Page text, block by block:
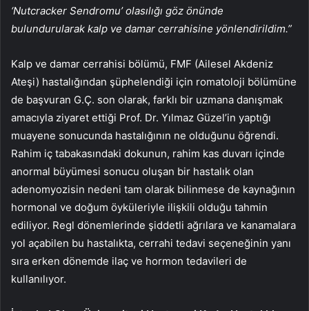
‘Nutcracker Sendromu’ olasılığı göz önünde
bulundurularak kalp ve damar cerrahisine yönlendirildim.”
Kalp ve damar cerrahisi bölümü, FMF (Ailesel Akdeniz
Ateşi) hastalığından şüphelendiği için romatoloji bölümüne
de başvuran G.Ç. son olarak, farklı bir uzmana danışmak
amacıyla ziyaret ettiği Prof. Dr. Yılmaz Güzel’in yaptığı
muayene sonucunda hastalığının ne olduğunu öğrendi.
Rahim iç tabakasındaki dokunun, rahim kas duvarı içinde
anormal büyümesi sonucu oluşan bir hastalık olan
adenomyozisin nedeni tam olarak bilinmese de kaynağının
hormonal ve doğum öyküleriyle ilişkili olduğu tahmin
ediliyor. Regl dönemlerinde şiddetli ağrılara ve kanamalara
yol açabilen bu hastalıkta, cerrahi tedavi seçeneğinin yanı
sıra erken dönemde ilaç ve hormon tedavileri de
kullanılıyor.